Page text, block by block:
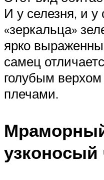
И у селезня, и
«зеркальца»
ярко
самец
голубым
плечами.
узконосый